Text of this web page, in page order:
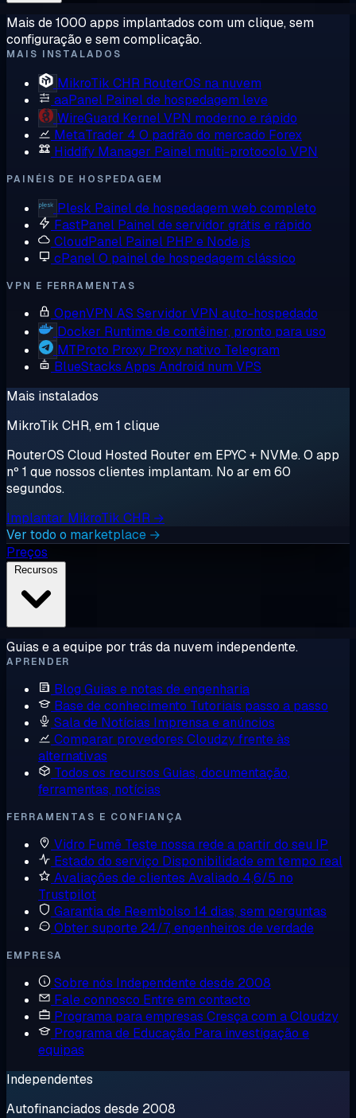
Mais de 1000 apps implantados com um clique, sem
configuração e sem complicação.
MAIS INSTALADOS
MikroTik CHR RouterOS na nuvem
aaPanel Painel de hospedagem leve
WireGuard Kernel VPN moderno e rápido
MetaTrader 4 O padrão do mercado Forex
Hiddify Manager Painel multi-protocolo VPN
PAINÉIS DE HOSPEDAGEM
Plesk Painel de hospedagem web completo
FastPanel Painel de servidor grátis e rápido
CloudPanel Painel PHP e Node.js
cPanelO painel de hospedagem clássico
VPN E FERRAMENTAS
OpenVPN AS Servidor VPN auto-hospedado
Docker Runtime de contêiner, pronto para uso
MTProto Proxy Proxy nativo Telegram
BlueStacks Apps Android num VPS
Mais instalados
MikroTik CHR, em 1 clique
RouterOS Cloud Hosted Router em EPYC + NVMe. O app
nº 1 que nossos clientes implantam. No ar em 60
segundos.
Implantar MikroTik CHR →
Ver todo o marketplace →
Preços
Guias e a equipe por trás da nuvem independente.
APRENDER
Blog Guias e notas de engenharia
Base de conhecimento Tutoriais passo a passo
Sala de Notícias Imprensa e anúncios
Comparar provedores Cloudzy frente às
alternativas
Todos os recursos Guias, documentação,
ferramentas, notícias
FERRAMENTAS E CONFIANÇA
Vidro Fumê Teste nossa rede a partir do seu IP
Estado do serviço Disponibilidade em tempo real
Avaliações de clientes Avaliado 4,6/5 no
Trustpilot
Garantia de Reembolso 14 dias, sem perguntas
Obter suporte 24/7, engenheiros de verdade
EMPRESA
Sobre nós Independente desde 2008
Fale connosco Entre em contacto
Programa para empresas Cresça com a Cloudzy
Programa de Educação Para investigação e
equipas
Independentes
Autofinanciados desde 2008